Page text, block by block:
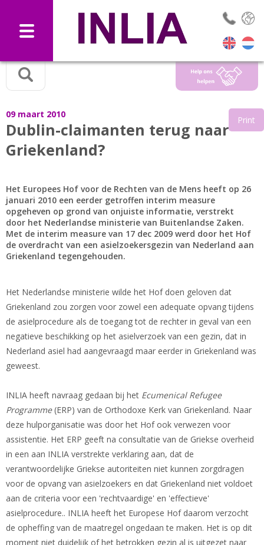
09 maart 2010
Dublin-claimanten terug naar
Griekenland?
Print
Het Europees Hof voor de Rechten van de Mens heeft op 26
januari 2010 een eerder getroffen interim measure
opgeheven op grond van onjuiste informatie, verstrekt
door het Nederlandse ministerie van Buitenlandse Zaken.
Met de interim measure van 17 dec 2009 werd door het Hof
de overdracht van een asielzoekersgezin van Nederland aan
Griekenland tegengehouden.
Het Nederlandse ministerie wilde het Hof doen geloven dat
Griekenland zou zorgen voor zowel een adequate opvang tijdens
de asielprocedure als de toegang tot de rechter in geval van een
negatieve beschikking op het asielverzoek van een gezin, dat in
Nederland asiel had aangevraagd maar eerder in Griekenland was
geweest.
INLIA heeft navraag gedaan bij het Ecumenical Refugee
Programme(ERP) van de Orthodoxe Kerk van Griekenland. Naar
deze hulporganisatie was door het Hof ook verwezen voor
assistentie. Het ERP geeft na consultatie van de Griekse overheid
in een aan INLIA verstrekte verklaring aan, dat de
verantwoordelijke Griekse autoriteiten niet kunnen zorgdragen
voor de opvang van asielzoekers en dat Griekenland niet voldoet
aan de criteria voor een 'rechtvaardige' en 'effectieve'
asielprocedure.. INLIA heeft het Europese Hof daarom verzocht
de opheffing van de maatregel ongedaan te maken. Het is op dit
moment niet duidelijk of het betrokken gezin al is uitgezet naar